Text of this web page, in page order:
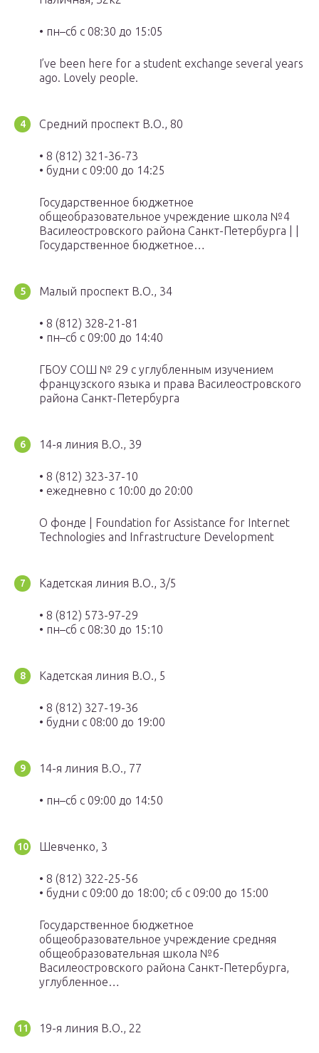
• пн–сб с 08:30 до 15:05
I’ve been here for a student exchange several years
ago. Lovely people.
Средний проспект В.О., 80
• 8 (812) 321-36-73
• будни с 09:00 до 14:25
Государственное бюджетное
общеобразовательное учреждение школа №4
Василеостровского района Санкт-Петербурга | |
Государственное бюджетное…
Малый проспект В.О., 34
• 8 (812) 328-21-81
• пн–сб с 09:00 до 14:40
ГБОУ СОШ № 29 с углубленным изучением
французского языка и права Василеостровского
района Санкт-Петербурга
14-я линия В.О., 39
• 8 (812) 323-37-10
• ежедневно с 10:00 до 20:00
О фонде | Foundation for Assistance for Internet
Technologies and Infrastructure Development
Кадетская линия В.О., 3/5
• 8 (812) 573-97-29
• пн–сб с 08:30 до 15:10
Кадетская линия В.О., 5
• 8 (812) 327-19-36
• будни с 08:00 до 19:00
14-я линия В.О., 77
• пн–сб с 09:00 до 14:50
Шевченко, 3
• 8 (812) 322-25-56
• будни с 09:00 до 18:00; сб с 09:00 до 15:00
Государственное бюджетное
общеобразовательное учреждение средняя
общеобразовательная школа №6
Василеостровского района Санкт-Петербурга,
углубленное…
19-я линия В.О., 22